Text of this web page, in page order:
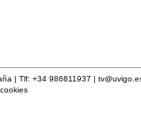
| Tlf: +34 986811937 |